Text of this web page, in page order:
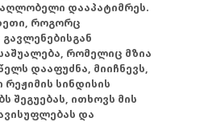
დააპატიმრეს.
როგორც
რომელიც მზია
დააფუძნა, მიიჩნევს,
სინდისის
შეგუებას, ითხოვს მის
და